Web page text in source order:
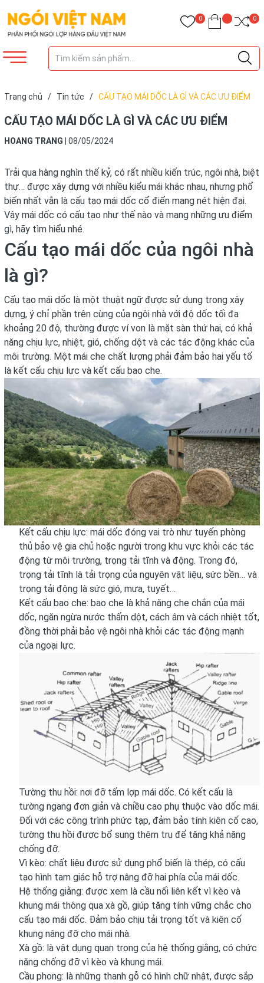
0 0
Trang chủ / Tin tức / CẤU TẠO MÁI DỐC LÀ GÌ VÀ CÁC ƯU ĐIỂM
CẤU TẠO MÁI DỐC LÀ GÌ VÀ CÁC ƯU ĐIỂM
HOANG TRANG 08/05/2024
Trải qua hàng nghìn thế kỷ, có rất nhiều kiến trúc, ngôi nhà, biệt
thự… được xây dựng với nhiều kiểu mái khác nhau, nhưng phổ
biến nhất vẫn là cấu tạo mái dốc cổ điển mang nét hiện đại.
Vậy mái dốc có cấu tạo như thế nào và mang những ưu điểm
gì, hãy tìm hiểu nhé.
Cấu tạo mái dốc của ngôi nhà
là gì?
Cấu tạo mái dốc là một thuật ngữ được sử dụng trong xây
dựng, ý chỉ phần trên cùng của ngôi nhà với độ dốc tối đa
khoảng 20 độ, thường được ví von là mặt sàn thứ hai, có khả
năng chịu lực, nhiệt, gió, chống dột và các tác động khác của
môi trường. Một mái che chất lượng phải đảm bảo hai yếu tố
là kết cấu chịu lực và kết cấu bao che.
Kết cấu chịu lực: mái dốc đóng vai trò như tuyến phòng
thủ bảo vệ gia chủ hoặc người trong khu vực khỏi các tác
động từ môi trường, trọng tải tĩnh và động. Trong đó,
trọng tải tĩnh là tải trọng của nguyên vật liệu, sức bền… và
trọng tải động là sức gió, mưa, tuyết…
Kết cấu bao che: bao che là khả năng che chắn của mái
dốc, ngăn ngừa nước thấm dột, cách âm và cách nhiệt tốt,
đồng thời phải bảo vệ ngôi nhà khỏi các tác động mạnh
của ngoại lực.
Tường thu hồi: nơi đỡ tấm lợp mái dốc. Có kết cấu là
tường ngang đơn giản và chiều cao phụ thuộc vào dốc mái.
Đối với các công trình phức tạp, đảm bảo tính kiên cố cao,
tường thu hồi được bổ sung thêm trụ để tăng khả năng
chống đỡ.
Vì kèo: chất liệu được sử dụng phổ biến là thép, có cấu
tạo hình tam giác hỗ trợ nâng đỡ hai phía của mái dốc.
Hệ thống giằng: được xem là cầu nối liên kết vì kèo và
khung mái thông qua xà gồ, giúp tăng tính vững chắc cho
cấu tạo mái dốc. Đảm bảo chịu tải trọng tốt và kiên cố
khung nâng đỡ cho mái nhà.
Xà gồ: là vật dụng quan trọng của hệ thống giằng, có chức
năng chống đỡ vì kèo và khung mái.
Cầu phong: là những thanh gỗ có hình chữ nhật, được sắp